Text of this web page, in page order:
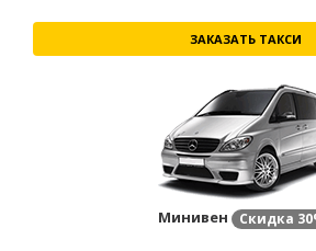
ЗАКАЗАТЬ ТАКСИ
Минивен Скидка